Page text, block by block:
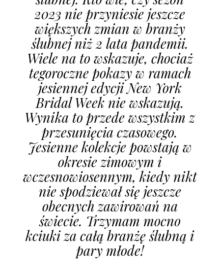
2023 nie przyniesie jeszcze
większych zmian w branży
ślubnej niż 2 lata pandemii.
Wiele na to wskazuje, chociaż
tegoroczne pokazy w ramach
jesiennej edycji New York
Bridal Week nie wskazują.
Wynika to przede wszystkim z
przesunięcia czasowego.
Jesienne kolekcje powstają w
okresie zimowym i
wczesnowiosennym, kiedy nikt
nie spodziewał się jeszcze
obecnych zawirowań na
świecie. Trzymam mocno
kciuki za całą branżę ślubną i
pary młode!